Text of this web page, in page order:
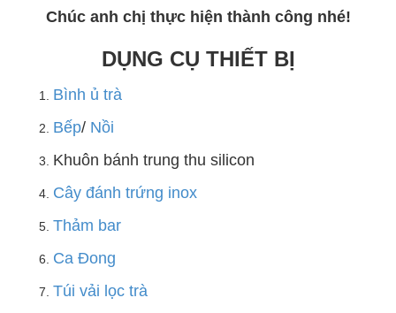
Chúc anh chị thực hiện thành công nhé!
DỤNG CỤ THIẾT BỊ
Bình ủ trà
Bếp/ Nồi
Khuôn bánh trung thu silicon
Cây đánh trứng inox
Thảm bar
Ca Đong
Túi vải lọc trà